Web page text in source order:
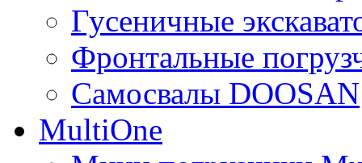
Гусеничные
Фронтальные
Самосвалы DOOSAN
MultiOne